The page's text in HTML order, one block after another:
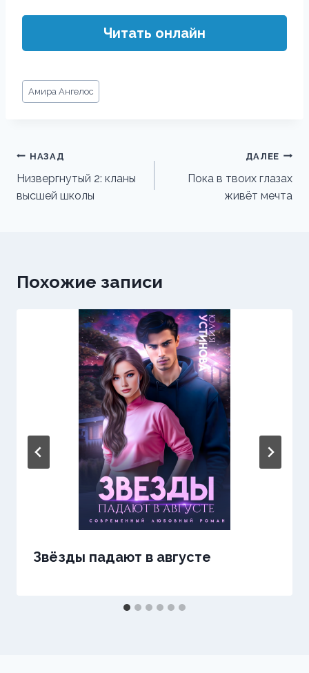
Читать онлайн
Метки
записи:
Амира Ангелос
Навигация
по
записям
НАЗАД
Низвергнутый 2: кланы
высшей школы
ДАЛЕЕ
Пока в твоих глазах
живёт мечта
Похожие записи
Звёзды падают в августе